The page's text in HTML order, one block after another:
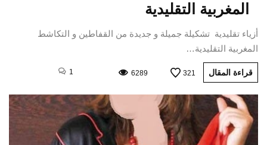
المغربية التقليدية
أزياء تقليدية تشكيلة جميلة و جديدة من القفاطين و التكاشط
المغربية التقليدية…
قراءة المقال 321
6289
1